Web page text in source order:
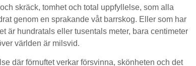
skräck, tomhet och total uppfyllelse, som alla
genom en sprakande våt barrskog. Eller som har
är hundratals eller tusentals meter, bara centimeter
världen är milsvid.
där förnuftet verkar försvinna, skönheten och det